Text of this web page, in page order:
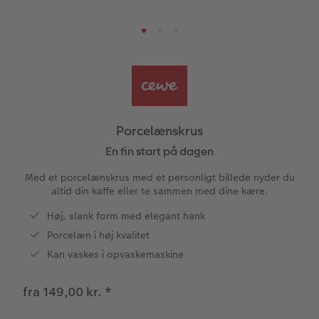
CEWE FOTOBOG Color pop
Mindelomme
Tilbehør
Forstørrelse på fotopapir
Fotoklistermærker
Tilbehør
Pasfoto
Billede på aluminiumsplade
Billede på akrylglas
Billede på træ
Fotoplakat med kort
Fotoplakat med plakatliste
Fotocollage
Fotomagneter
Art prints
Fyld-selv gaveæske
Mobilcovers
Kæledyr
Design selv
Foldekort
Postkort
Kort med fotoindstik
Bordkort
Menukort
Valgmuligheder
Tilbehør
Porcelænskrus
En fin start på dagen
Med et porcelænskrus med et personligt billede nyder du
altid din kaffe eller te sammen med dine kære.
Høj, slank form med elegant hank
Porcelæn i høj kvalitet
Kan vaskes i opvaskemaskine
fra 149,00 kr. *